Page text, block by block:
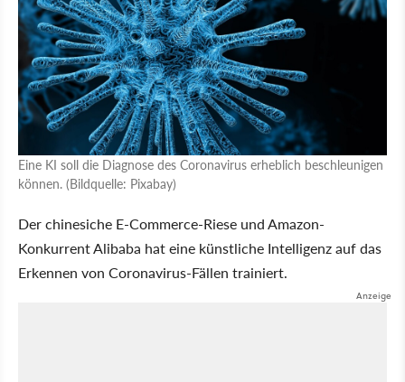
Eine KI soll die Diagnose des Coronavirus erheblich beschleunigen
können. (Bildquelle: Pixabay)
Der chinesiche E-Commerce-Riese und Amazon-
Konkurrent Alibaba hat eine künstliche Intelligenz auf das
Erkennen von Coronavirus-Fällen trainiert.